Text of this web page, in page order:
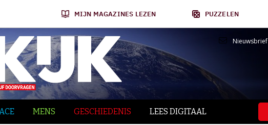
MIJN MAGAZINES LEZEN PUZZELEN
Nieuwsbrief
MENS GESCHIEDENIS LEES DIGITAAL